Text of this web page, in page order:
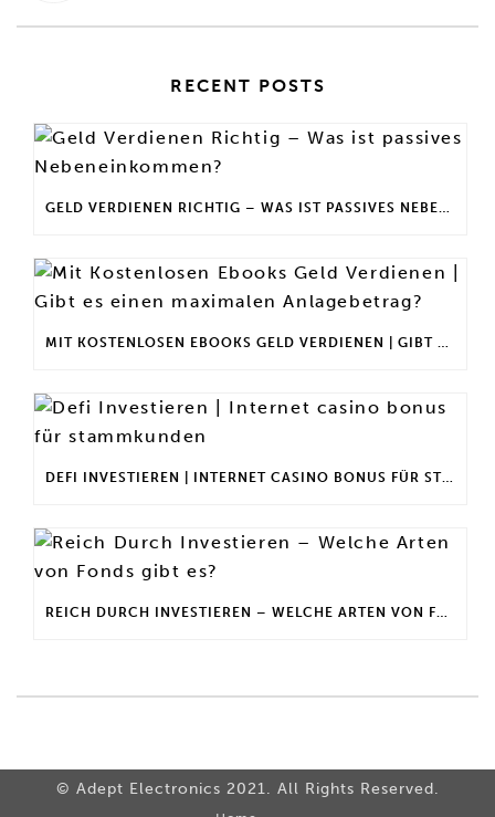
RECENT POSTS
GELD VERDIENEN RICHTIG – WAS IST PASSIVES NEBENEINKOMMEN?
MIT KOSTENLOSEN EBOOKS GELD VERDIENEN | GIBT ES EINEN MAXIMALEN ANLAGEBETRAG?
DEFI INVESTIEREN | INTERNET CASINO BONUS FÜR STAMMKUNDEN
REICH DURCH INVESTIEREN – WELCHE ARTEN VON FONDS GIBT ES?
© Adept Electronics 2021. All Rights Reserved.